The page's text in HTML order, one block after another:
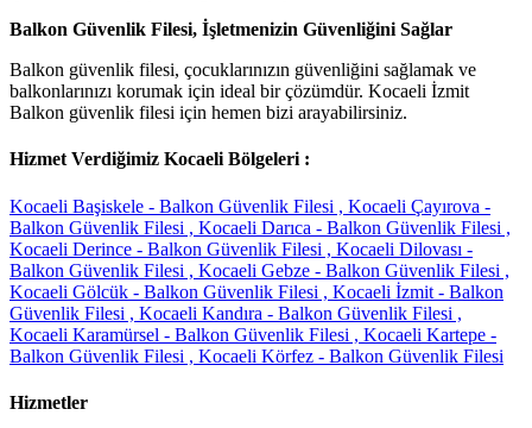
Balkon Güvenlik Filesi, İşletmenizin Güvenliğini Sağlar
Balkon güvenlik filesi, çocuklarınızın güvenliğini sağlamak ve
balkonlarınızı korumak için ideal bir çözümdür. Kocaeli İzmit
Balkon güvenlik filesi için hemen bizi arayabilirsiniz.
Hizmet Verdiğimiz Kocaeli Bölgeleri :
Kocaeli Başiskele - Balkon Güvenlik Filesi , Kocaeli Çayırova -
Balkon Güvenlik Filesi , Kocaeli Darıca - Balkon Güvenlik Filesi ,
Kocaeli Derince - Balkon Güvenlik Filesi , Kocaeli Dilovası -
Balkon Güvenlik Filesi , Kocaeli Gebze - Balkon Güvenlik Filesi ,
Kocaeli Gölcük - Balkon Güvenlik Filesi , Kocaeli İzmit - Balkon
Güvenlik Filesi , Kocaeli Kandıra - Balkon Güvenlik Filesi ,
Kocaeli Karamürsel - Balkon Güvenlik Filesi , Kocaeli Kartepe -
Balkon Güvenlik Filesi , Kocaeli Körfez - Balkon Güvenlik Filesi
Hizmetler